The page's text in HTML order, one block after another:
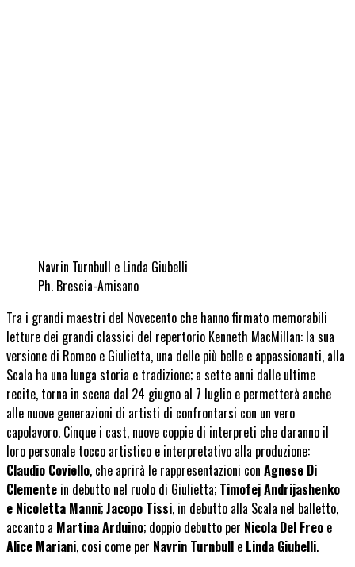
Navrin Turnbull e Linda Giubelli
Ph. Brescia-Amisano
Tra i grandi maestri del Novecento che hanno firmato memorabili
letture dei grandi classici del repertorio Kenneth MacMillan: la sua
versione di Romeo e Giulietta, una delle più belle e appassionanti, alla
Scala ha una lunga storia e tradizione; a sette anni dalle ultime
recite, torna in scena dal 24 giugno al 7 luglio e permetterà anche
alle nuove generazioni di artisti di confrontarsi con un vero
capolavoro. Cinque i cast, nuove coppie di interpreti che daranno il
loro personale tocco artistico e interpretativo alla produzione:
Claudio Coviello, che aprirà le rappresentazioni con Agnese Di
Clemente in debutto nel ruolo di Giulietta; Timofej Andrijashenko
e Nicoletta Manni;Jacopo Tissi, in debutto alla Scala nel balletto,
accanto a Martina Arduino; doppio debutto per Nicola Del Freo e
Alice Mariani, cosi come per Navrin Turnbull e Linda Giubelli.